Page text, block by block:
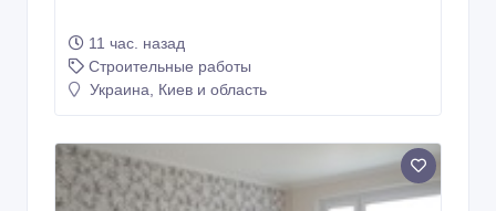
11 час. назад
Строительные работы
Украина, Киев и область